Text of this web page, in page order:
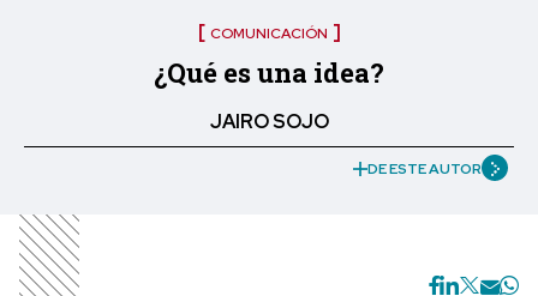
COMUNICACIÓN
¿Qué es una idea?
JAIRO SOJO
DE ESTE AUTOR